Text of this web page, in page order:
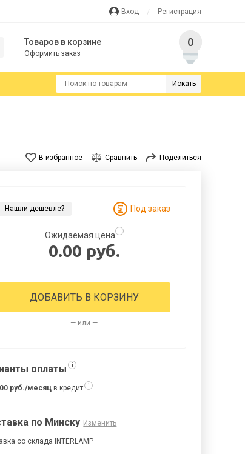
Вход Регистрация
Товаров в корзине
Оформить заказ
0
Искать
В избранное Сравнить Поделиться
Нашли дешевле? Под заказ
Ожидаемая цена i
0.00 руб.
ДОБАВИТЬ В КОРЗИНУ
— или —
оплаты i
руб./месяц в кредит i
по Минску Изменить
со склада INTERLAMP